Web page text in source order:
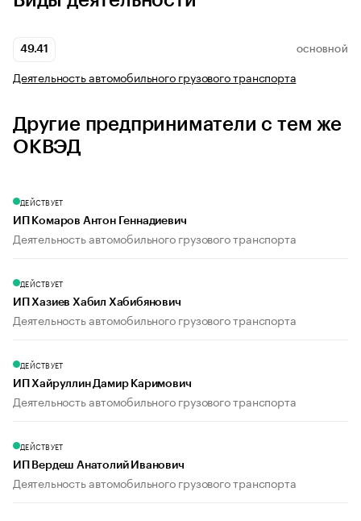
49.41 ОСНОВНОЙ
Деятельность автомобильного грузового транспорта
Другие предприниматели с тем же
ОКВЭД
ДЕЙСТВУЕТ
ИП Комаров Антон Геннадиевич
Деятельность автомобильного грузового транспорта
ДЕЙСТВУЕТ
ИП Хазиев Хабил Хабибянович
Деятельность автомобильного грузового транспорта
ДЕЙСТВУЕТ
ИП Хайруллин Дамир Каримович
Деятельность автомобильного грузового транспорта
ДЕЙСТВУЕТ
ИП Вердеш Анатолий Иванович
Деятельность автомобильного грузового транспорта